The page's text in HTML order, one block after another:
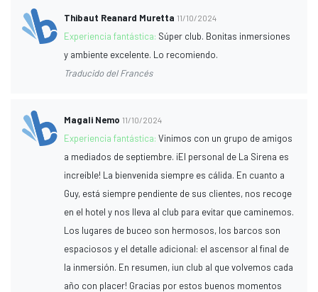
Thibaut Reanard Muretta 11/10/2024
Experiencia fantástica: Súper club. Bonitas inmersiones
y ambiente excelente. Lo recomiendo.
Traducido del Francés
Magali Nemo 11/10/2024
Experiencia fantástica:Vinimos con un grupo de amigos
a mediados de septiembre. ¡El personal de La Sirena es
increíble! La bienvenida siempre es cálida. En cuanto a
Guy, está siempre pendiente de sus clientes, nos recoge
en el hotel y nos lleva al club para evitar que caminemos.
Los lugares de buceo son hermosos, los barcos son
espaciosos y el detalle adicional: el ascensor al final de
la inmersión. En resumen, ¡un club al que volvemos cada
año con placer! Gracias por estos buenos momentos